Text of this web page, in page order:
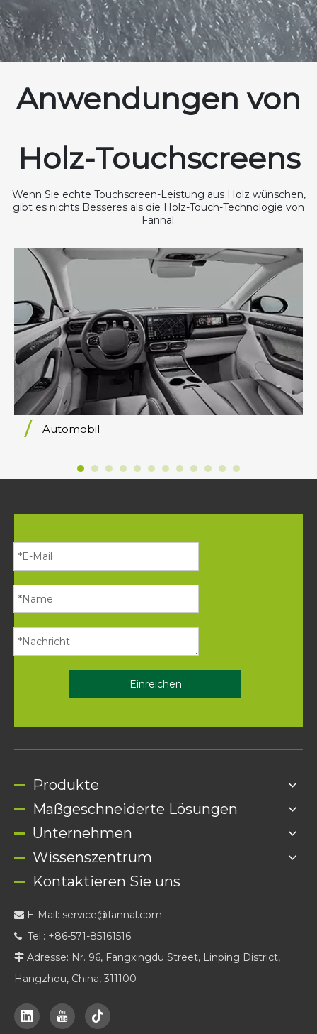
Anwendungen von
Holz-Touchscreens
Wenn Sie echte Touchscreen-Leistung aus Holz wünschen,
gibt es nichts Besseres als die Holz-Touch-Technologie von
Fannal.​​​​​​​
Automobil
Einreichen
Produkte
Maßgeschneiderte Lösungen
Unternehmen
Wissenszentrum
Kontaktieren Sie uns
 E-Mail: service@fannal.com
 Tel.: +86-571-85161516
 Adresse: Nr. 96, Fangxingdu Street, Linping District,
Hangzhou, China, 311100